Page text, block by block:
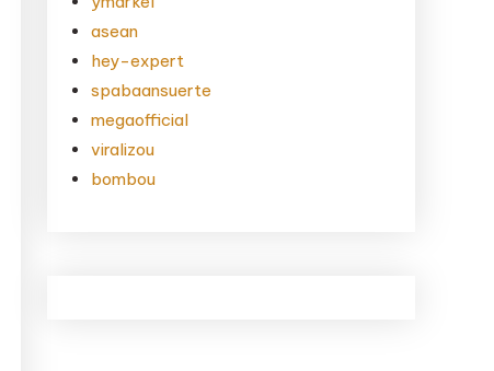
asean
hey-expert
spabaansuerte
megaofficial
viralizou
bombou